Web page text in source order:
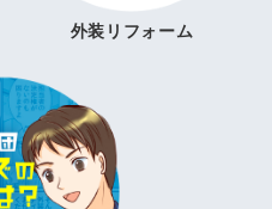
外装リフォーム